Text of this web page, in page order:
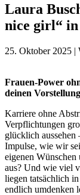
Laura
nice girl“
25. Oktober 2025 |
Frauen-Power
deinen
Karriere ohne
Verpflichtungen
glücklich
Impulse, wie wir
eigenen
aus? Und wie viel
liegen tatsächlich
endlich umdenken